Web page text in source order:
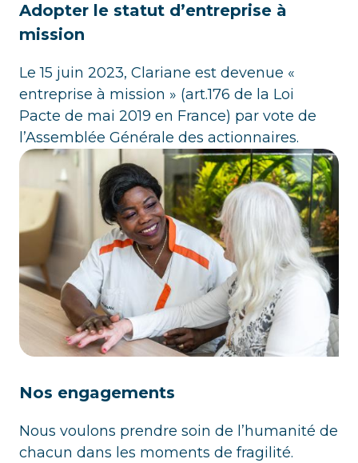
Adopter le statut d’entreprise à
mission
Le 15 juin 2023, Clariane est devenue «
entreprise à mission » (art.176 de la Loi
Pacte de mai 2019 en France) par vote de
l’Assemblée Générale des actionnaires.
Nos engagements
Nous voulons prendre soin de l’humanité de
chacun dans les moments de fragilité.